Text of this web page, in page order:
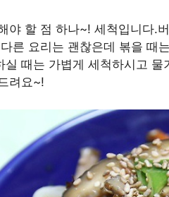
야 할 점 하나~! 세척입니다.
른 요리는 괜찮은데 볶을 때
실 때는 가볍게 세척하시고
려요~!